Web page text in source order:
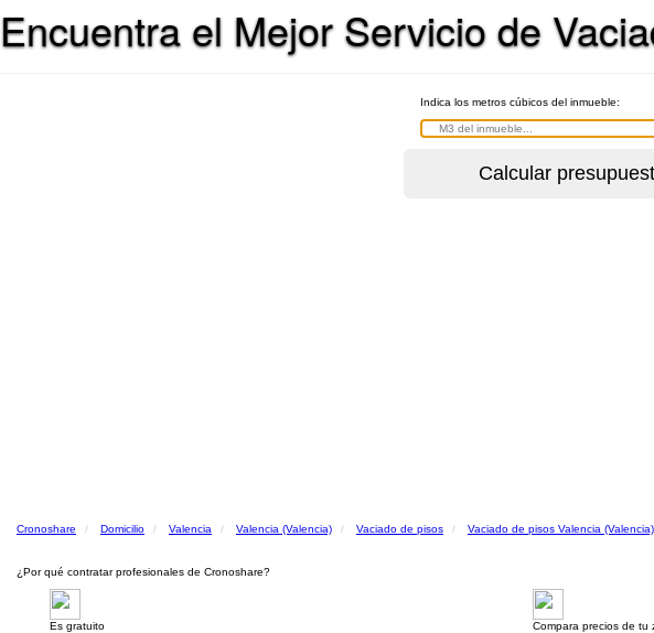
Encuentra el Mejor Servicio de
Indica los metros cúbicos del inmueble:
Cronoshare Domicilio Valencia Valencia (Valencia) Vaciado de pisos Vaciado de pisos Valencia (Valencia)
¿Por qué contratar profesionales de Cronoshare?
Es gratuito
Compara precios de tu